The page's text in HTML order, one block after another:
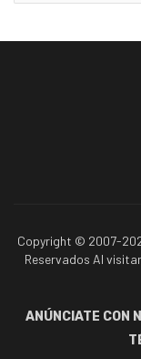
Copyright © 2007-
Reservados Al
ANÚNCIATE CON